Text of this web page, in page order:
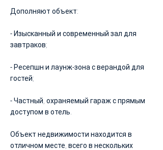
Дополняют объект:
- Изысканный и современный зал для
завтраков;
- Ресепшн и лаунж-зона с верандой для
гостей;
- Частный, охраняемый гараж с прямым
доступом в отель.
Объект недвижимости находится в
отличном месте, всего в нескольких